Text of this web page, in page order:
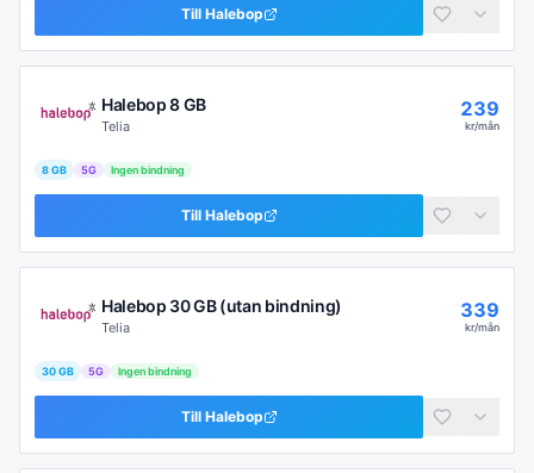
Till Halebop
Halebop 8 GB
Telia
239
kr/mån
8 GB 5G Ingen bindning
Till Halebop
Halebop 30 GB (utan bindning)
Telia
339
kr/mån
30 GB 5G Ingen bindning
Till Halebop